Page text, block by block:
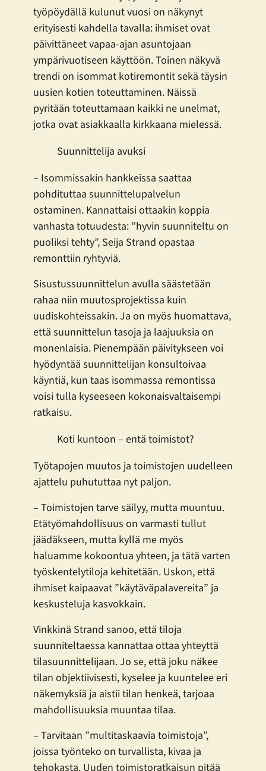
työpöydällä kulunut vuosi on näkynyt
erityisesti kahdella tavalla: ihmiset ovat
päivittäneet vapaa-ajan asuntojaan
ympärivuotiseen käyttöön. Toinen näkyvä
trendi on isommat kotiremontit sekä täysin
uusien kotien toteuttaminen. Näissä
pyritään toteuttamaan kaikki ne unelmat,
jotka ovat asiakkaalla kirkkaana mielessä.
Suunnittelija avuksi
– Isommissakin hankkeissa saattaa
pohdituttaa suunnittelupalvelun
ostaminen. Kannattaisi ottaakin koppia
vanhasta totuudesta: ”hyvin suunniteltu on
puoliksi tehty”, Seija Strand opastaa
remonttiin ryhtyviä.
Sisustussuunnittelun avulla säästetään
rahaa niin muutosprojektissa kuin
uudiskohteissakin. Ja on myös huomattava,
että suunnittelun tasoja ja laajuuksia on
monenlaisia. Pienempään päivitykseen voi
hyödyntää suunnittelijan konsultoivaa
käyntiä, kun taas isommassa remontissa
voisi tulla kyseeseen kokonaisvaltaisempi
ratkaisu.
Koti kuntoon – entä toimistot?
Työtapojen muutos ja toimistojen uudelleen
ajattelu puhututtaa nyt paljon.
– Toimistojen tarve säilyy, mutta muuntuu.
Etätyömahdollisuus on varmasti tullut
jäädäkseen, mutta kyllä me myös
haluamme kokoontua yhteen, ja tätä varten
työskentelytiloja kehitetään. Uskon, että
ihmiset kaipaavat ”käytäväpalavereita” ja
keskusteluja kasvokkain.
Vinkkinä Strand sanoo, että tiloja
suunniteltaessa kannattaa ottaa yhteyttä
tilasuunnittelijaan. Jo se, että joku näkee
tilan objektiivisesti, kyselee ja kuuntelee eri
näkemyksiä ja aistii tilan henkeä, tarjoaa
mahdollisuuksia muuntaa tilaa.
– Tarvitaan ”multitaskaavia toimistoja”,
joissa työnteko on turvallista, kivaa ja
tehokasta. Uuden toimistoratkaisun pitää